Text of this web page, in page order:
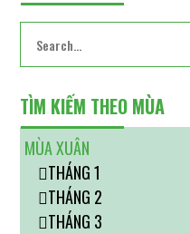
TÌM KIẾM THEO MÙA
MÙA XUÂN
THÁNG 1
THÁNG 2
THÁNG 3